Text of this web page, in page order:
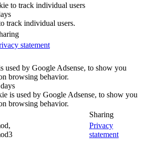
to track individual users
track individual users.
statement
used by Google Adsense, to show you
browsing behavior.
is used by Google Adsense, to show you
browsing behavior.
Sharing
Privacy
statement